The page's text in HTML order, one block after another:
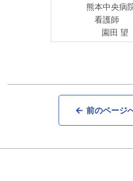
熊本中央病
看護師
園田 望
前のページ